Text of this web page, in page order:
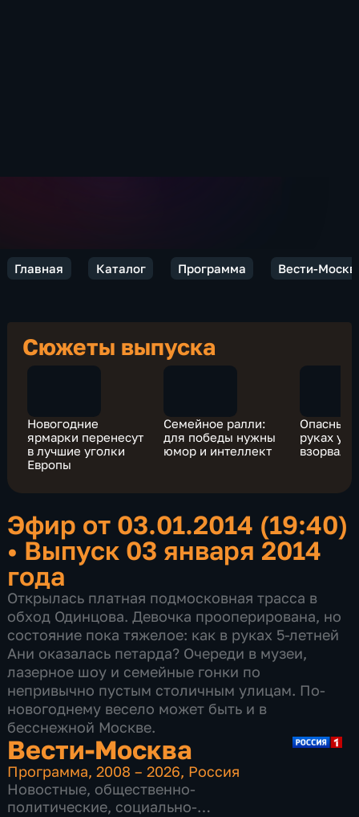
Главная Каталог Программа Вести-
Сюжеты выпуска
Новогодние
ярмарки перенесут
в лучшие уголки
Европы
Семейное ралли:
для победы нужны
юмор и интеллект
Опасные
руках у
Эфир от 03.01.2014 (19:40)
• Выпуск 03 января 2014
года
Открылась платная подмосковная трасса в
обход Одинцова. Девочка прооперирована, но
состояние пока тяжелое: как в руках 5-летней
Ани оказалась петарда? Очереди в музеи,
лазерное шоу и семейные гонки по
непривычно пустым столичным улицам. По-
новогоднему весело может быть и в
бесснежной Москве.
Вести-Москва
Программа,2008 – 2026, Россия
Новостные, общественно-
политические, социально-